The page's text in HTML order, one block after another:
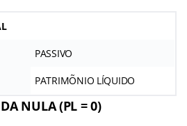
PASSIVO
PATRIMÕNIO LÍQUIDO
NULA (PL = 0)